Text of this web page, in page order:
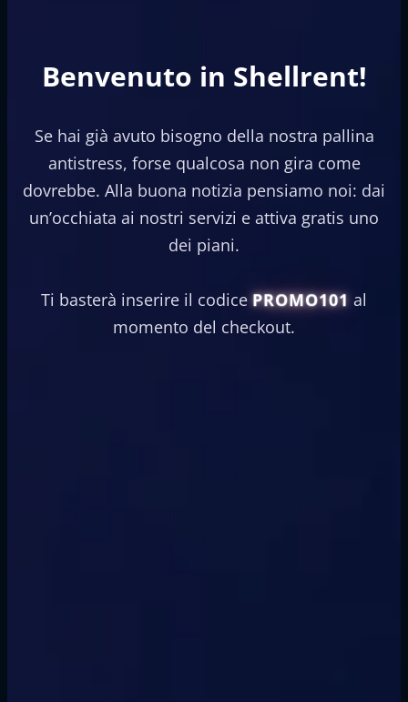
Benvenuto in Shellrent!
Se hai già avuto bisogno della nostra pallina
antistress, forse qualcosa non gira come
dovrebbe. Alla buona notizia pensiamo noi: dai
un’occhiata ai nostri servizi e attiva gratis uno
dei piani.
Ti basterà inserire il codicePROMO101 al
momento del checkout.